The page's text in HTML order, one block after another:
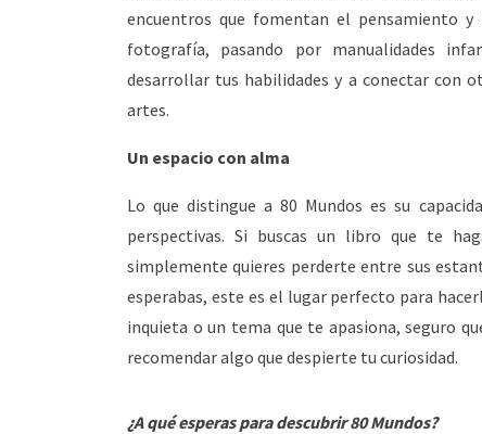
encuentros que fomentan el pensamiento
fotografía, pasando por manualidades
desarrollar tus habilidades y a conectar con
artes.
Un espacio con alma
Lo que distingue a 80 Mundos es su
perspectivas. Si buscas un libro que te
simplemente quieres perderte entre sus
esperabas, este es el lugar perfecto para
inquieta o un tema que te apasiona, seguro
recomendar algo que despierte tu curiosidad.
¿A qué esperas para descubrir 80 Mundos?